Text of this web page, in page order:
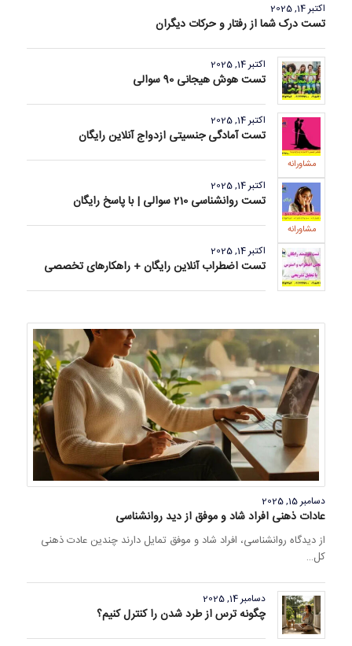
اکتبر 14, 2025
تست درک شما از رفتار و حرکات دیگران
اکتبر 14, 2025
تست هوش هیجانی 90 سوالی
مشاورانه
اکتبر 14, 2025
تست آمادگی جنسیتی ازدواج آنلاین رایگان
مشاورانه
اکتبر 14, 2025
تست روانشناسی 210 سوالی | با پاسخ رایگان
اکتبر 14, 2025
تست اضطراب آنلاین رایگان + راهکارهای تخصصی
دسامبر 15, 2025
عادات ذهنی افراد شاد و موفق از دید روانشناسی
از دیدگاه روانشناسی، افراد شاد و موفق تمایل دارند چندین عادت ذهنی
کل…
دسامبر 14, 2025
چگونه ترس از طرد شدن را کنترل کنیم؟